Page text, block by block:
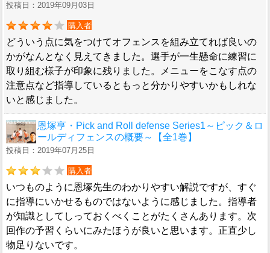
投稿日：2019年09月03日
購入者
どういう点に気をつけてオフェンスを組み立てれば良いの
かがなんとなく見えてきました。選手が一生懸命に練習に
取り組む様子が印象に残りました。メニューをこなす点の
注意点など指導しているともっと分かりやすいかもしれな
いと感じました。
恩塚亨・Pick and Roll defense Series1～ピック＆ロ
ールディフェンスの概要～【全1巻】
投稿日：2019年07月25日
購入者
いつものように恩塚先生のわかりやすい解説ですが、すぐ
に指導にいかせるものではないように感じました。指導者
が知識としてしっておくべくことがたくさんあります。次
回作の予習くらいにみたほうが良いと思います。正直少し
物足りないです。